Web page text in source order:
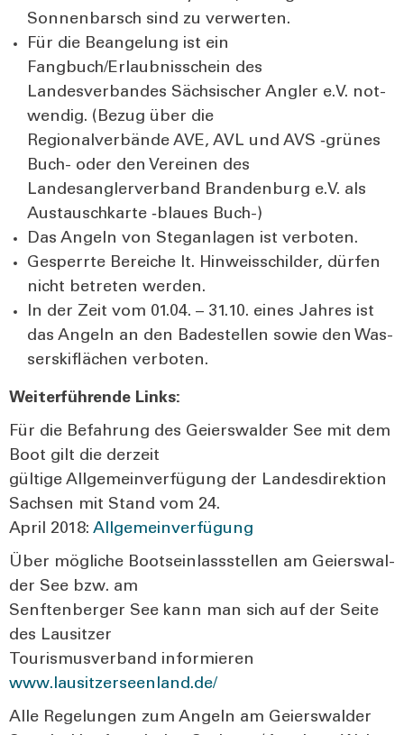
Son­nen­barsch sind zu ver­wer­ten.
Für die Bean­ge­lung ist ein
Fangbuch/Erlaubnisschein des
Lan­des­ver­ban­des Säch­si­scher Ang­ler e.V. not­
wen­dig. (Bezug über die
Regio­nal­ver­bän­de AVE, AVL und AVS ‑grü­nes
Buch- oder den Ver­ei­nen des
Lan­des­ang­ler­ver­band Bran­den­burg e.V. als
Aus­tausch­kar­te ‑blau­es Buch-)
Das Angeln von Steg­an­la­gen ist ver­bo­ten.
Gesperr­te Berei­che lt. Hin­weis­schil­der, dür­fen
nicht betre­ten wer­den.
In der Zeit vom 01.04. – 31.10. eines Jah­res ist
das Angeln an den Bade­stel­len sowie den Was­
ser­ski­flä­chen ver­bo­ten.
Wei­ter­füh­ren­de Links:
Für die Befah­rung des Gei­ers­wal­der See mit dem
Boot gilt die der­zeit
gül­ti­ge All­ge­mein­ver­fü­gung der Lan­des­di­rek­ti­on
Sach­sen mit Stand vom 24.
April 2018: All­ge­mein­ver­fü­gung
Über mög­li­che Boots­ein­lass­stel­len am Gei­ers­wal­
der See bzw. am
Senf­ten­ber­ger See kann man sich auf der Sei­te
des Lau­sit­zer
Tou­ris­mus­ver­band infor­mie­ren
www.lausitzerseenland.de/
Alle Rege­lun­gen zum Angeln am Gei­ers­wal­der